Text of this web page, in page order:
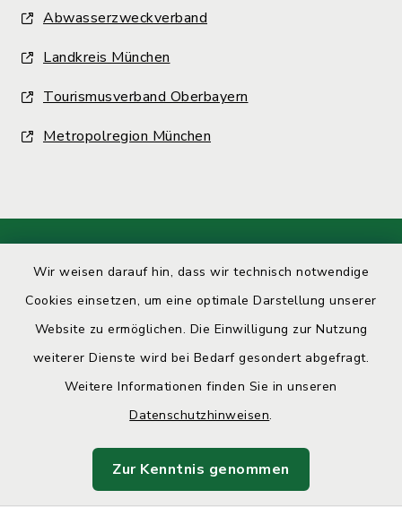
Wir weisen darauf hin, dass wir technisch notwendige
Cookies einsetzen, um eine optimale Darstellung unserer
Website zu ermöglichen. Die Einwilligung zur Nutzung
weiterer Dienste wird bei Bedarf gesondert abgefragt.
Weitere Informationen finden Sie in unseren
Datenschutzhinweisen.
Zur Kenntnis genommen
Abwasserzweckverband
Landkreis München
Tourismusverband Oberbayern
Metropolregion München
Kontakt
Datenschutz
Impressum
Cookie-Einstellungen